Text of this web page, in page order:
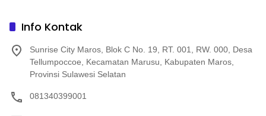
Info Kontak
Sunrise City Maros, Blok C No. 19, RT. 001, RW. 000, Desa
Tellumpoccoe, Kecamatan Marusu, Kabupaten Maros,
Provinsi Sulawesi Selatan
081340399001